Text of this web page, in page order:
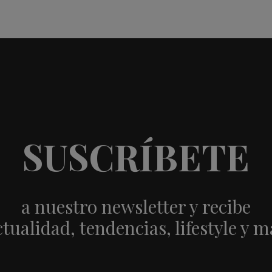
SUSCRÍBETE
a nuestro newsletter y recibe
tendencias, lifestyle y